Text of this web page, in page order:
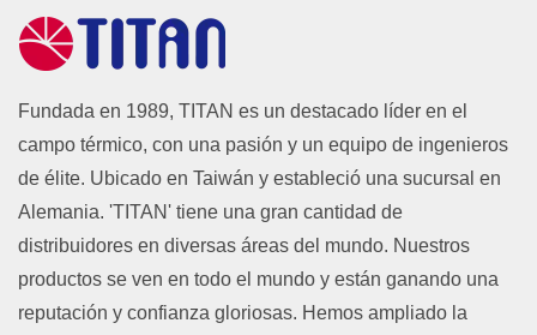
Fundada en 1989, TITAN es un destacado líder en el
campo térmico, con una pasión y un equipo de ingenieros
de élite. Ubicado en Taiwán y estableció una sucursal en
Alemania. 'TITAN' tiene una gran cantidad de
distribuidores en diversas áreas del mundo. Nuestros
productos se ven en todo el mundo y están ganando una
reputación y confianza gloriosas. Hemos ampliado la